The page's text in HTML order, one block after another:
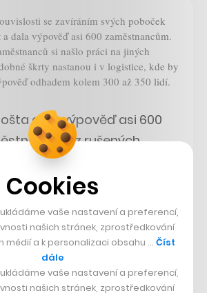
se zavíráním svých poboček
dala výpověď asi 600 zaměstnancům.
si našlo práci na jiných
škrty nastanou i v logistice, kde by
odhadem kolem 300 až 350 lidí.
dala výpověď asi 600
z rušených
víc jich nepřibude. Dalších
350 lidí skončí v logistice,
(@CT24zive)June 1, 2023
Cookies
vaše nastavení a preferencí,
našich stránek, zprostředkování
médií a k personalizaci obsahu … Číst
dále
vaše nastavení a preferencí,
našich stránek, zprostředkování